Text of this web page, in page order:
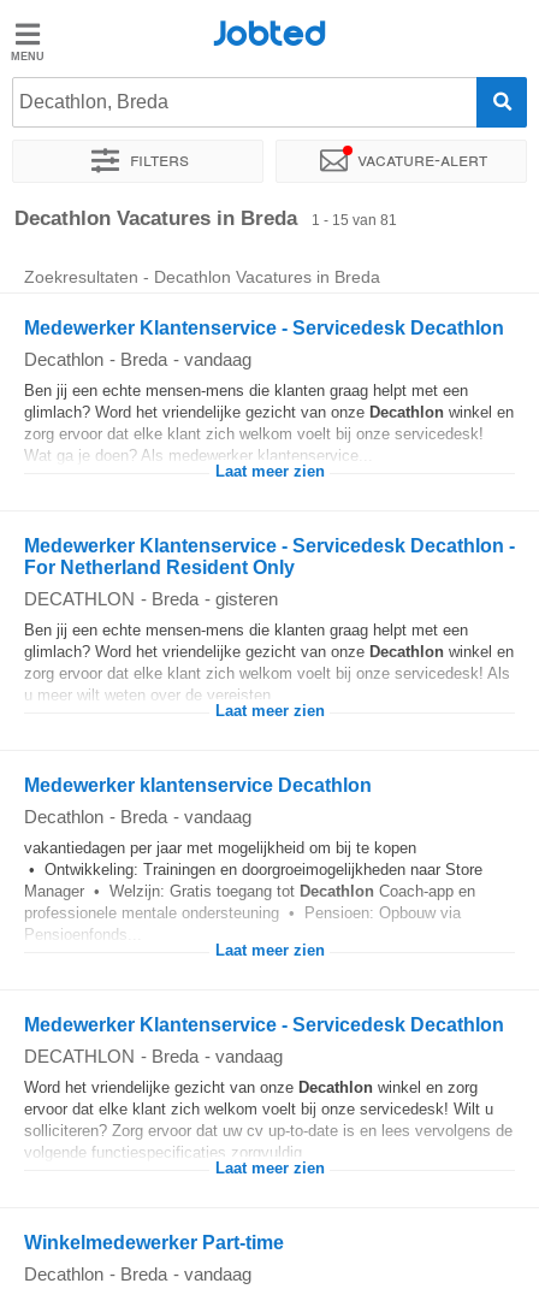
Jobted
Vacatures
Salarissen
Jobted
Decathlon, Breda
Filters Vacature-alert
Sorteer op Exacte locatie Bedrijf Soort dienstverband
Decathlon Vacatures in Breda 1 - 15 van 81
Zoekresultaten - Decathlon Vacatures in Breda
Medewerker Klantenservice - Servicedesk Decathlon
Decathlon - Breda - vandaag
Ben jij een echte mensen-mens die klanten graag helpt met een
glimlach? Word het vriendelijke gezicht van onze Decathlon winkel en
zorg ervoor dat elke klant zich welkom voelt bij onze servicedesk!
Wat ga je doen? Als medewerker klantenservice...
Laat meer zien
Medewerker Klantenservice - Servicedesk Decathlon -
For Netherland Resident Only
DECATHLON - Breda - gisteren
Ben jij een echte mensen-mens die klanten graag helpt met een
glimlach? Word het vriendelijke gezicht van onze Decathlon winkel en
zorg ervoor dat elke klant zich welkom voelt bij onze servicedesk! Als
u meer wilt weten over de vereisten...
Laat meer zien
Medewerker klantenservice Decathlon
Decathlon - Breda - vandaag
vakantiedagen per jaar met mogelijkheid om bij te kopen
• Ontwikkeling: Trainingen en doorgroeimogelijkheden naar Store
Manager • Welzijn: Gratis toegang tot Decathlon Coach-app en
professionele mentale ondersteuning • Pensioen: Opbouw via
Pensioenfonds...
Laat meer zien
Medewerker Klantenservice - Servicedesk Decathlon
DECATHLON - Breda - vandaag
Word het vriendelijke gezicht van onze Decathlon winkel en zorg
ervoor dat elke klant zich welkom voelt bij onze servicedesk! Wilt u
solliciteren? Zorg ervoor dat uw cv up-to-date is en lees vervolgens de
volgende functiespecificaties zorgvuldig...
Laat meer zien
Winkelmedewerker Part-time
Decathlon - Breda - vandaag